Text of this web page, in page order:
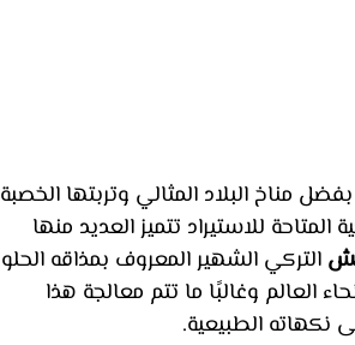
مناخ البلاد المثالي وتربتها الخصبة
للاستيراد تتميز العديد منها
التركي الشهير المعروف بمذاقه الحلو
وغالبًا ما تتم معالجة هذا
نكهاته الطبيعية.